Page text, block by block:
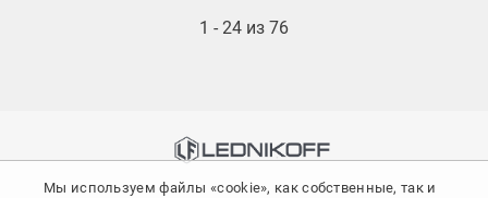
1 - 24 из 76
Мы используем файлы «cookie», как собственные, так и